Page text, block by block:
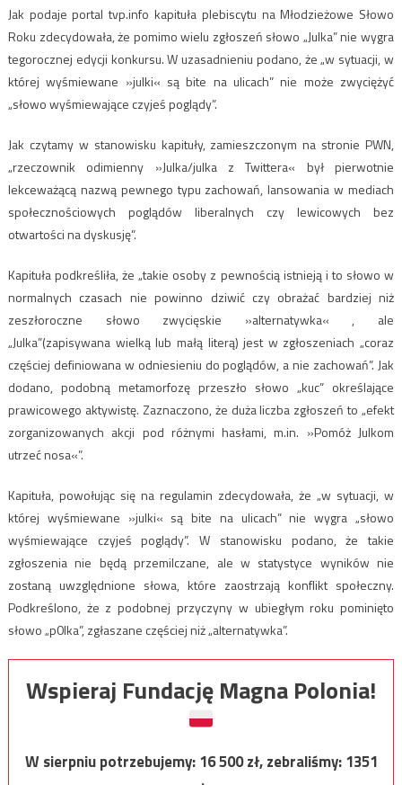
Jak podaje portal tvp.info kapituła plebiscytu na Młodzieżowe Słowo
Roku zdecydowała, że pomimo wielu zgłoszeń słowo „Julka” nie wygra
tegorocznej edycji konkursu. W uzasadnieniu podano, że „w sytuacji, w
której wyśmiewane »julki« są bite na ulicach” nie może zwyciężyć
„słowo wyśmiewające czyjeś poglądy”.
Jak czytamy w stanowisku kapituły, zamieszczonym na stronie PWN,
„rzeczownik odimienny »Julka/julka z Twittera« był pierwotnie
lekceważącą nazwą pewnego typu zachowań, lansowania w mediach
społecznościowych poglądów liberalnych czy lewicowych bez
otwartości na dyskusję”.
Kapituła podkreśliła, że „takie osoby z pewnością istnieją i to słowo w
normalnych czasach nie powinno dziwić czy obrażać bardziej niż
zeszłoroczne słowo zwycięskie »alternatywka« , ale
„Julka”(zapisywana wielką lub małą literą) jest w zgłoszeniach „coraz
częściej definiowana w odniesieniu do poglądów, a nie zachowań”. Jak
dodano, podobną metamorfozę przeszło słowo „kuc” określające
prawicowego aktywistę. Zaznaczono, że duża liczba zgłoszeń to „efekt
zorganizowanych akcji pod różnymi hasłami, m.in. »Pomóż Julkom
utrzeć nosa«”.
Kapituła, powołując się na regulamin zdecydowała, że „w sytuacji, w
której wyśmiewane »julki« są bite na ulicach” nie wygra „słowo
wyśmiewające czyjeś poglądy”. W stanowisku podano, że takie
zgłoszenia nie będą przemilczane, ale w statystyce wyników nie
zostaną uwzględnione słowa, które zaostrzają konflikt społeczny.
Podkreślono, że z podobnej przyczyny w ubiegłym roku pominięto
słowo „p0lka”, zgłaszane częściej niż „alternatywka”.
Wspieraj Fundację Magna Polonia!
W sierpniu potrzebujemy:16 500zł, zebraliśmy:1351